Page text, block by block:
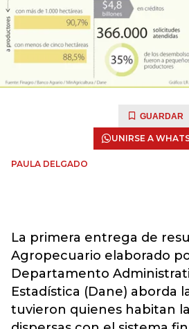
GUARDAR
UNIRSE A
PAULA DELGADO
La primera entrega de
Agropecuario elaborado
Departamento
Estadística (Dane) aborda
tuvieron quienes habitan